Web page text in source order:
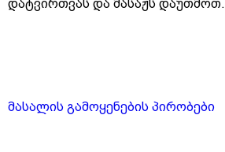
დატვირთვას და მასაჟს დაუთმოთ.
მასალის გამოყენების პირობები